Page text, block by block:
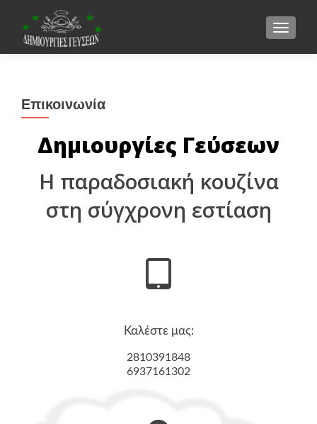
Επικοινωνία
Δημιουργίες Γεύσεων
Η παραδοσιακή κουζίνα
στη σύγχρονη εστίαση
Καλέστε μας:
2810391848
6937161302